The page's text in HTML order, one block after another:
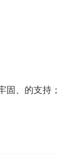
、的支持；